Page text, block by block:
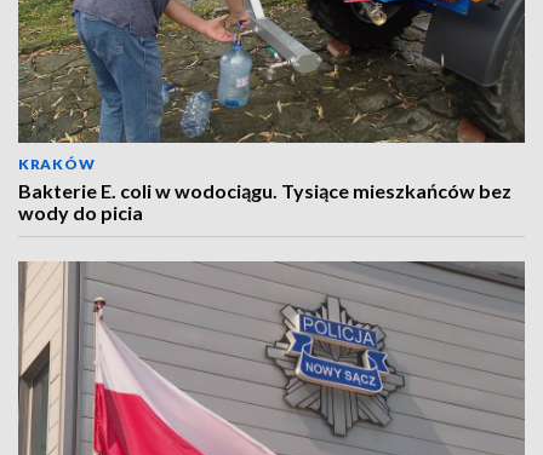
KRAKÓW
Bakterie E. coli w wodociągu. Tysiące mieszkańców bez
wody do picia